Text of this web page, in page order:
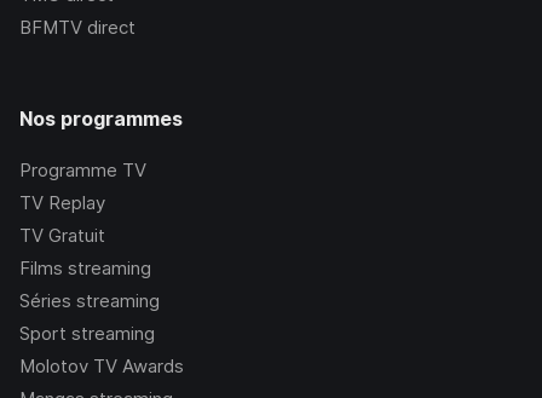
BFMTV direct
Nos programmes
Programme TV
TV Replay
TV Gratuit
Films streaming
Séries streaming
Sport streaming
Molotov TV Awards